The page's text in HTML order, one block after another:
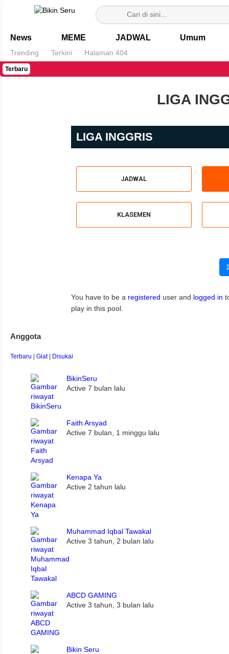
News MEME JADWAL Umum
Trending Terkini Halaman 404
Terbaru
LIGA
LIGA INGGRIS
JADWAL
KLASEMEN
You have to be a registered user and logged in
play in this pool.
Anggota
Terbaru | Giat | Disukai
BikinSeru
Active 7 bulan lalu
Faith Arsyad
Active 7 bulan, 1 minggu lalu
Kenapa Ya
Active 2 tahun lalu
Muhammad Iqbal Tawakal
Active 3 tahun, 2 bulan lalu
ABCD GAMING
Active 3 tahun, 3 bulan lalu
Bikin Seru